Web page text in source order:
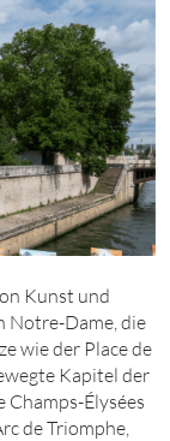
Kunst und
Notre-Dame, die
wie der Place de
Kapitel der
Champs-Élysées
de Triomphe,